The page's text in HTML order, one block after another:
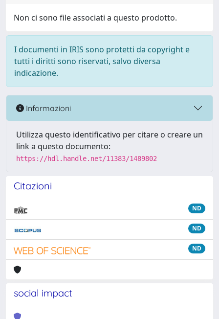
Non ci sono file associati a questo prodotto.
I documenti in IRIS sono protetti da copyright e
tutti i diritti sono riservati, salvo diversa
indicazione.
Informazioni
Utilizza questo identificativo per citare o creare un
link a questo documento:
https://hdl.handle.net/11383/1489802
Citazioni
ND
ND
ND
social impact